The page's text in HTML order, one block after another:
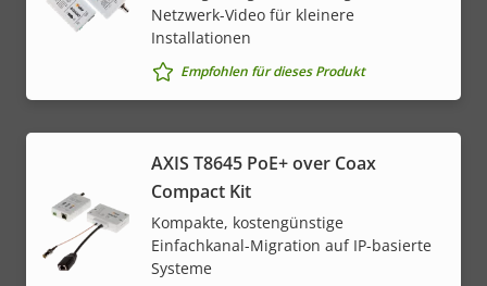
Netzwerk-Video für kleinere
Installationen
Empfohlen für dieses Produkt
AXIS T8645 PoE+ over Coax
Compact Kit
Kompakte, kostengünstige
Einfachkanal-Migration auf IP-basierte
Systeme